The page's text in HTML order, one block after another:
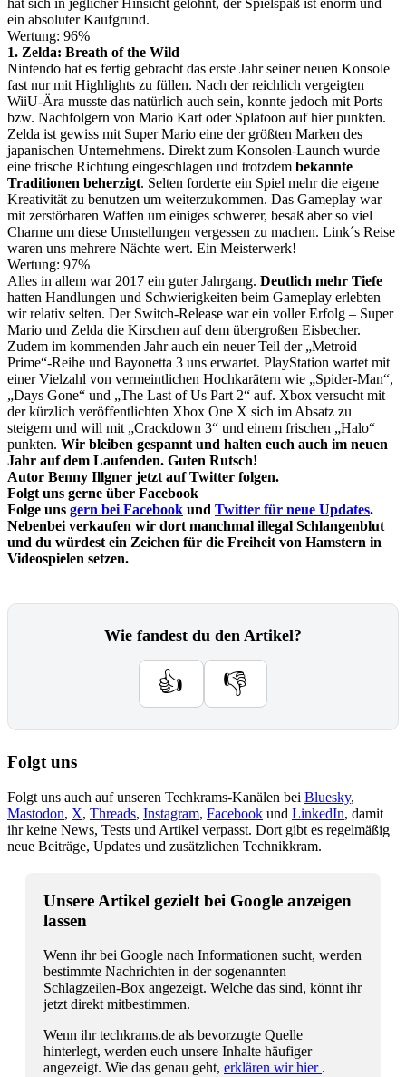
hat sich in jeglicher Hinsicht gelohnt, der Spielspaß ist enorm und
ein absoluter Kaufgrund.
Wertung: 96%
1. Zelda: Breath of the Wild
Nintendo hat es fertig gebracht das erste Jahr seiner neuen Konsole
fast nur mit Highlights zu füllen. Nach der reichlich vergeigten
WiiU-Ära musste das natürlich auch sein, konnte jedoch mit Ports
bzw. Nachfolgern von Mario Kart oder Splatoon auf hier punkten.
Zelda ist gewiss mit Super Mario eine der größten Marken des
japanischen Unternehmens. Direkt zum Konsolen-Launch wurde
eine frische Richtung eingeschlagen und trotzdem bekannte
Traditionen beherzigt. Selten forderte ein Spiel mehr die eigene
Kreativität zu benutzen um weiterzukommen. Das Gameplay war
mit zerstörbaren Waffen um einiges schwerer, besaß aber so viel
Charme um diese Umstellungen vergessen zu machen. Link´s Reise
waren uns mehrere Nächte wert. Ein Meisterwerk!
Wertung: 97%
Alles in allem war 2017 ein guter Jahrgang. Deutlich mehr Tiefe
hatten Handlungen und Schwierigkeiten beim Gameplay erlebten
wir relativ selten. Der Switch-Release war ein voller Erfolg – Super
Mario und Zelda die Kirschen auf dem übergroßen Eisbecher.
Zudem im kommenden Jahr auch ein neuer Teil der „Metroid
Prime“-Reihe und Bayonetta 3 uns erwartet. PlayStation wartet mit
einer Vielzahl von vermeintlichen Hochkarätern wie „Spider-Man“,
„Days Gone“ und „The Last of Us Part 2“ auf. Xbox versucht mit
der kürzlich veröffentlichten Xbox One X sich im Absatz zu
steigern und will mit „Crackdown 3“ und einem frischen „Halo“
punkten. Wir bleiben gespannt und halten euch auch im neuen
Jahr auf dem Laufenden. Guten Rutsch!
Autor Benny Illgner jetzt auf Twitter folgen.
Folgt uns gerne über Facebook
Folge uns gern bei Facebook und Twitter für neue Updates.
Nebenbei verkaufen wir dort manchmal illegal Schlangenblut
und du würdest ein Zeichen für die Freiheit von Hamstern in
Videospielen setzen.
Wie fandest du den Artikel?
👍 👎
Folgt uns
Folgt uns auch auf unseren Techkrams-Kanälen bei Bluesky,
Mastodon, X, Threads, Instagram, Facebook und LinkedIn, damit
ihr keine News, Tests und Artikel verpasst. Dort gibt es regelmäßig
neue Beiträge, Updates und zusätzlichen Technikkram.
Unsere Artikel gezielt bei Google anzeigen
lassen
Wenn ihr bei Google nach Informationen sucht, werden
bestimmte Nachrichten in der sogenannten
Schlagzeilen-Box angezeigt. Welche das sind, könnt ihr
jetzt direkt mitbestimmen.
Wenn ihr techkrams.de als bevorzugte Quelle
hinterlegt, werden euch unsere Inhalte häufiger
angezeigt. Wie das genau geht, erklären wir hier .